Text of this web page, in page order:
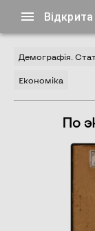
Відкрита
Демографія.
Економіка
По